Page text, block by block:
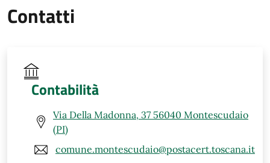
Contatti
Contabilità
Via Della Madonna, 37 56040 Montescudaio
(PI)
comune.montescudaio@postacert.toscana.it